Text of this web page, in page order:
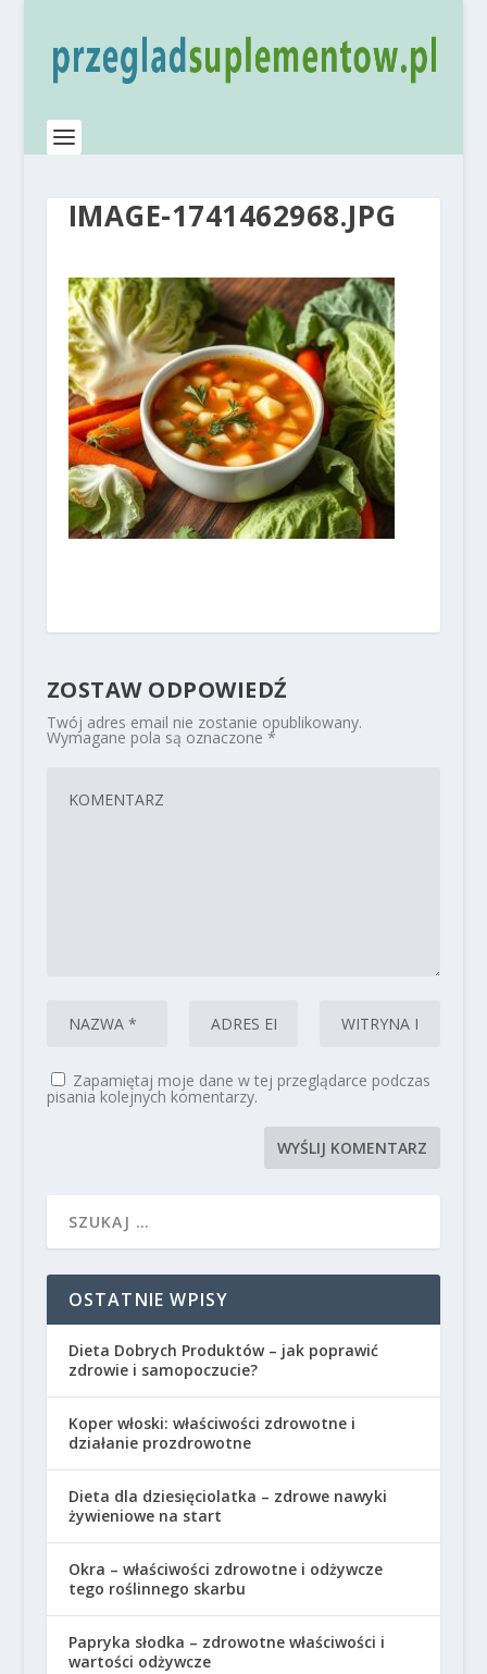
IMAGE-1741462968.JPG
ZOSTAW ODPOWIEDŹ
Twój adres email nie zostanie opublikowany.
Wymagane pola są oznaczone *
Zapamiętaj moje dane w tej przeglądarce podczas
pisania kolejnych komentarzy.
OSTATNIE WPISY
Dieta Dobrych Produktów – jak poprawić
zdrowie i samopoczucie?
Koper włoski: właściwości zdrowotne i
działanie prozdrowotne
Dieta dla dziesięciolatka – zdrowe nawyki
żywieniowe na start
Okra – właściwości zdrowotne i odżywcze
tego roślinnego skarbu
Papryka słodka – zdrowotne właściwości i
wartości odżywcze